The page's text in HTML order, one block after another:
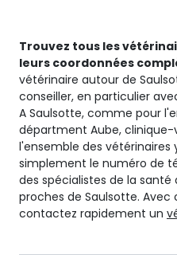
Trouvez tous les
leurs coordonnées
vétérinaire autour de
conseiller, en particulier
A Saulsotte, comme pour
départment Aube,
l'ensemble des vétérinaires
simplement le numéro de
des spécialistes de la santé
proches de Saulsotte.
contactez rapidement un